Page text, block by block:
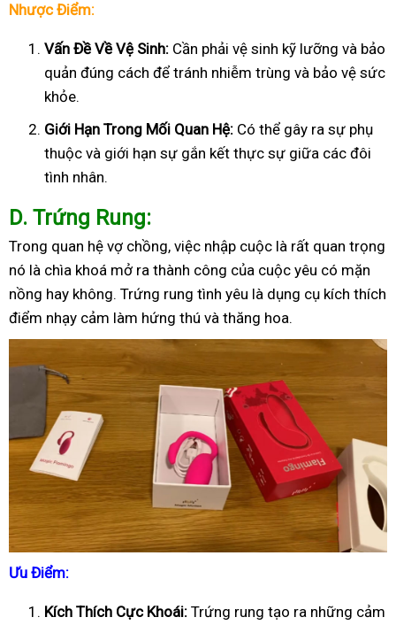
Nhược Điểm:
Vấn Đề Về Vệ Sinh: Cần phải vệ sinh kỹ lưỡng và bảo
quản đúng cách để tránh nhiễm trùng và bảo vệ sức
khỏe.
Giới Hạn Trong Mối Quan Hệ: Có thể gây ra sự phụ
thuộc và giới hạn sự gắn kết thực sự giữa các đôi
tình nhân.
D. Trứng Rung:
Trong quan hệ vợ chồng, việc nhập cuộc là rất quan trọng
nó là chìa khoá mở ra thành công của cuộc yêu có mặn
nồng hay không. Trứng rung tình yêu là dụng cụ kích thích
điểm nhạy cảm làm hứng thú và thăng hoa.
Ưu Điểm:
Kích Thích Cực Khoái: Trứng rung tạo ra những cảm